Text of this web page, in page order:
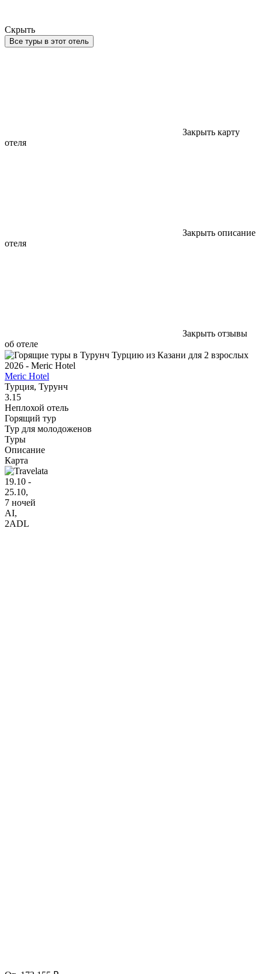
Скрыть
Все туры в этот отель
Закрыть карту
отеля
Закрыть описание
отеля
Закрыть отзывы
об отеле
Meric Hotel
Турция, Турунч
3.15
Неплохой отель
Горящий тур
Тур для молодоженов
Туры
Описание
Карта
19.10 -
25.10,
7 ночей
AI,
2ADL